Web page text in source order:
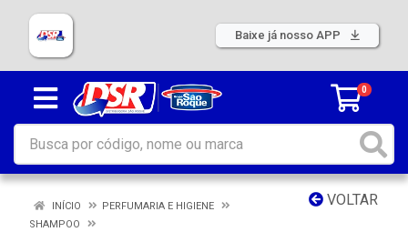
Baixe já nosso APP
0
VOLTAR
INÍCIO
PERFUMARIA E HIGIENE
SHAMPOO